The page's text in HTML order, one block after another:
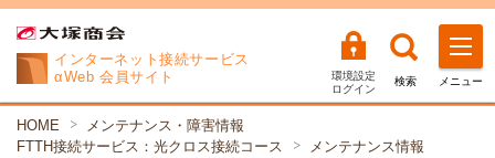
インターネット接続サービス
αWeb 会員サイト
環境設定
ログイン
検索 メニュー
HOME
メンテナンス・障害情報
FTTH接続サービス：光クロス接続コース
メンテナンス情報